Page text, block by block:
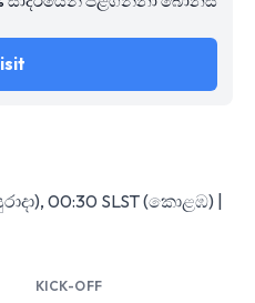
00:30 SLST (කොළඹ) |
KICK-OFF